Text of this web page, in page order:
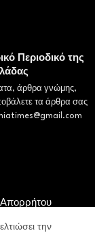
Περιοδικό της
άρθρα γνώμης,
τα άρθρα σας
Απορρήτου
την